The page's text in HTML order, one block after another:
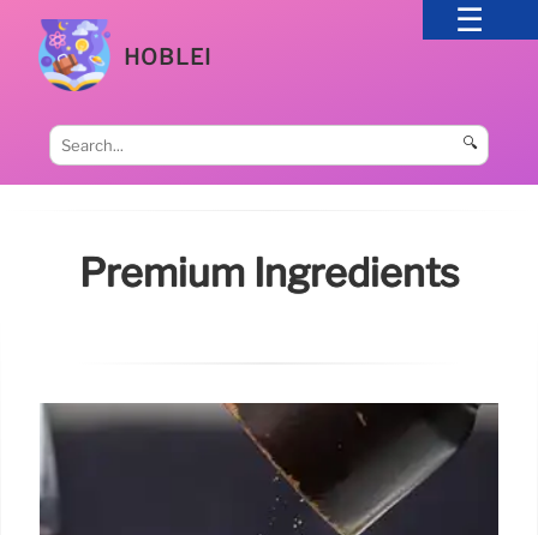
HOBLEI
🔍
Premium Ingredients